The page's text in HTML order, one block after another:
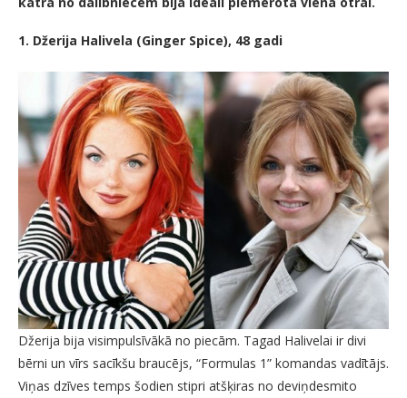
1. Džerija Halivela (Ginger Spice), 48 gadi
Džerija bija visimpulsīvākā no piecām. Tagad Halivelai ir divi
bērni un vīrs sacīkšu braucējs, “Formulas 1” komandas vadītājs.
Viņas dzīves temps šodien stipri atšķiras no deviņdesmito